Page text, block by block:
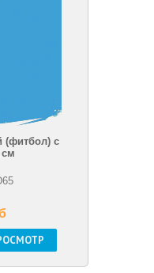
(фитбол) с